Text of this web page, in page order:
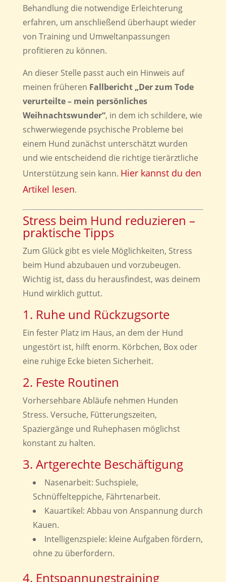
Behandlung die notwendige Erleichterung
erfahren, um anschließend überhaupt wieder
von Training und Umweltanpassungen
profitieren zu können.
An dieser Stelle passt auch ein Hinweis auf
meinen früheren Fallbericht „Der zum Tode
verurteilte – mein persönliches
Weihnachtswunder“, in dem ich schildere, wie
schwerwiegende psychische Probleme bei
einem Hund zunächst unterschätzt wurden
und wie entscheidend die richtige tierärztliche
Unterstützung sein kann. Hier kannst du den
Artikel lesen.
Stress beim Hund reduzieren –
praktische Tipps
Zum Glück gibt es viele Möglichkeiten, Stress
beim Hund abzubauen und vorzubeugen.
Wichtig ist, dass du herausfindest, was deinem
Hund wirklich guttut.
1. Ruhe und Rückzugsorte
Ein fester Platz im Haus, an dem der Hund
ungestört ist, hilft enorm. Körbchen, Box oder
eine ruhige Ecke bieten Sicherheit.
2. Feste Routinen
Vorhersehbare Abläufe nehmen Hunden
Stress. Versuche, Fütterungszeiten,
Spaziergänge und Ruhephasen möglichst
konstant zu halten.
3. Artgerechte Beschäftigung
Nasenarbeit: Suchspiele,
Schnüffelteppiche, Fährtenarbeit.
Kauartikel: Abbau von Anspannung durch
Kauen.
Intelligenzspiele: kleine Aufgaben fördern,
ohne zu überfordern.
4. Entspannungstraining